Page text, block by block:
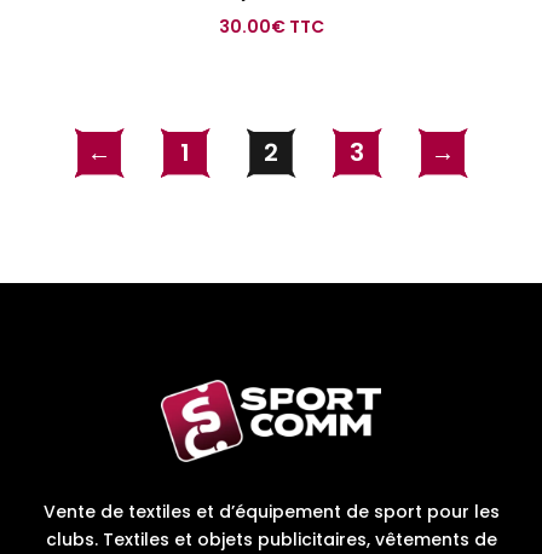
30.00€ TTC
← 1 2 3 →
Vente de textiles et d’équipement de sport pour les
clubs. Textiles et objets publicitaires, vêtements de